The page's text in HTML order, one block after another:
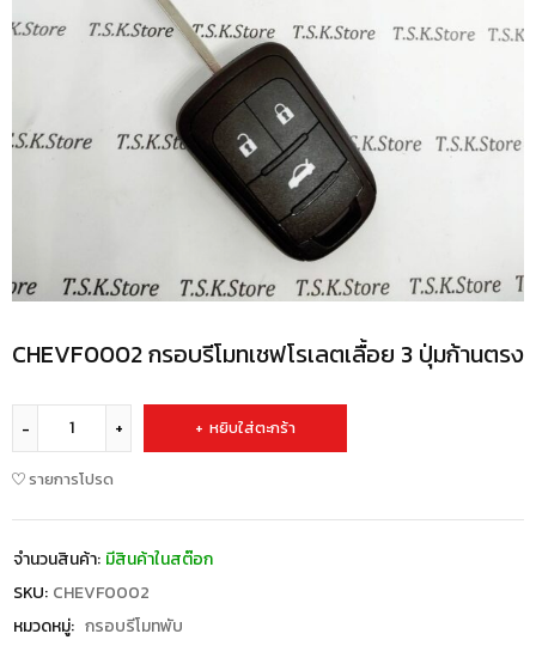
CHEVF0002 กรอบรีโมทเชฟโรเลตเลื้อย 3 ปุ่มก้านตรง
หยิบใส่ตะกร้า
รายการโปรด
จำนวนสินค้า: มีสินค้าในสต๊อก
SKU: CHEVF0002
หมวดหมู่: กรอบรีโมทพับ